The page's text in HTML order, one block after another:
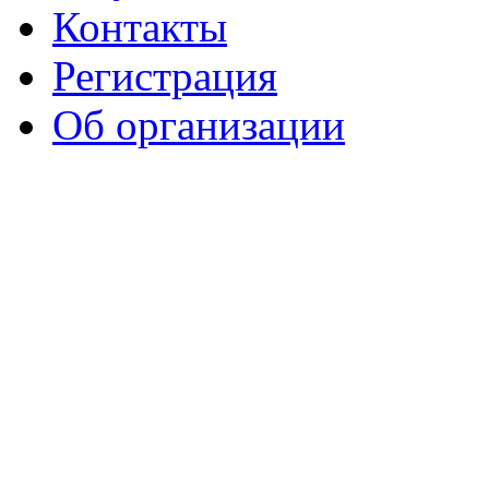
Контакты
Регистрация
Об организации